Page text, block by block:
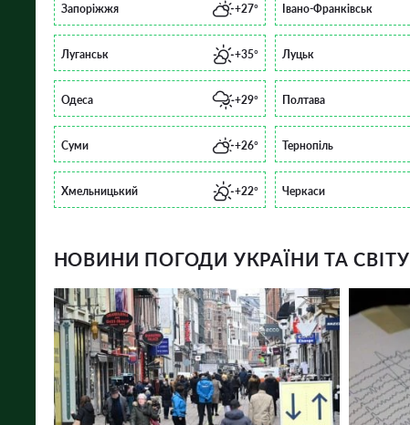
Запоріжжя +27° Івано-Франківськ
Луганськ +35° Луцьк
Одеса +29° Полтава
Суми +26° Тернопіль
Хмельницький +22° Черкаси
НОВИНИ ПОГОДИ УКРАЇНИ ТА СВІТУ